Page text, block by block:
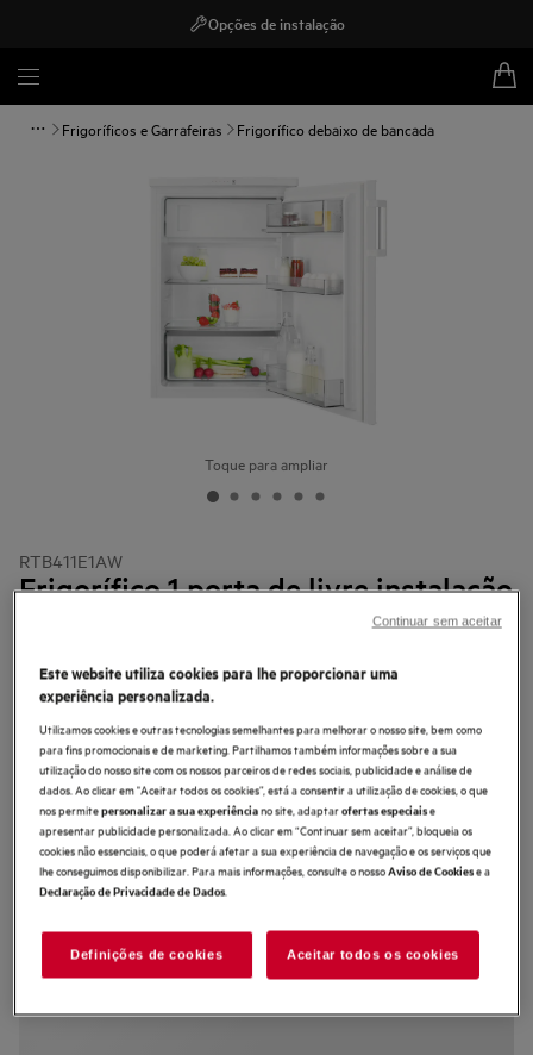
Opções de instalação
Frigoríficos e Garrafeiras Frigorífico debaixo de bancada
Toque para ampliar
RTB411E1AW
Frigorífico 1 porta de livre instalação
4.2 (10)
Ficha de informação do produto
Benefícios
O Frigorífico 5000 OptiSpace oferece soluções de armazenamento
convenientes
Graças ao espaço e flexibilidade convenientes deste frigorífico
O compartimento de congelação congela a -18ºC, mesmo dentro do
Este website utiliza cookies para lhe proporcionar uma
experiência personalizada.
Utilizamos cookies e outras tecnologias semelhantes para melhorar o nosso site, bem como
para fins promocionais e de marketing. Partilhamos também informações sobre a sua
utilização do nosso site com os nossos parceiros de redes sociais, publicidade e análise de
dados. Ao clicar em "Aceitar todos os cookies”, está a consentir a utilização de cookies, o que
nos permitepersonalizar a sua experiênciano site, adaptarofertas especiaise
apresentar publicidade personalizada. Ao clicar em “Continuar sem aceitar”, bloqueia os
cookies não essenciais, o que poderá afetar a sua experiência de navegação e os serviços que
lhe conseguimos disponibilizar. Para mais informações, consulte o nossoAviso de Cookiese a
Declaração de Privacidade de Dados.
Definições de cookies Aceitar todos os cookies
Continuar sem aceitar